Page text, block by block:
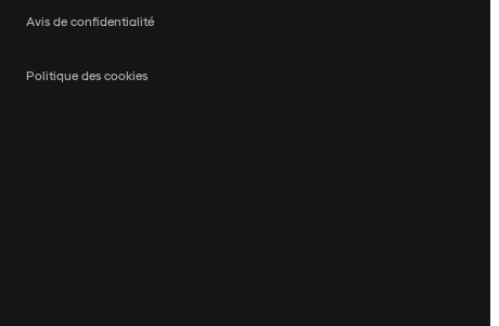
Avis de confidentialité
Politique des cookies